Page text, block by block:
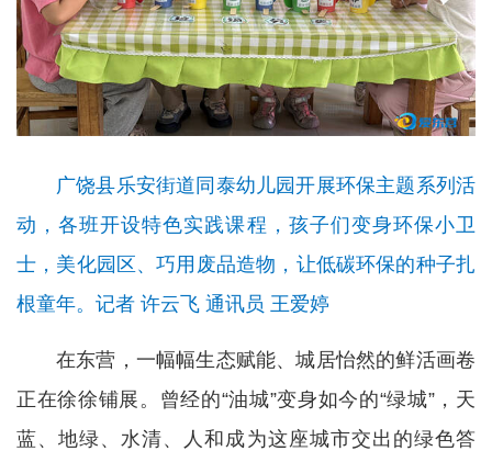
广饶县乐安街道同泰幼儿园开展环保主题系列活
动，各班开设特色实践课程，孩子们变身环保小卫
士，美化园区、巧用废品造物，让低碳环保的种子扎
根童年。记者 许云飞 通讯员 王爱婷
在东营，一幅幅生态赋能、城居怡然的鲜活画卷
正在徐徐铺展。曾经的“油城”变身如今的“绿城”，天
蓝、地绿、水清、人和成为这座城市交出的绿色答